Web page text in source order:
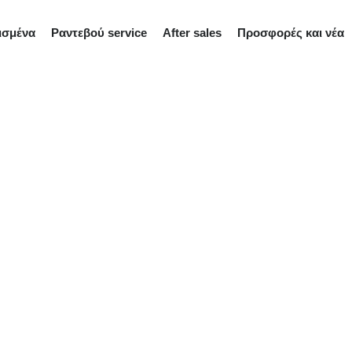
Προσφορές και νέα
After sales
Ραντεβού service